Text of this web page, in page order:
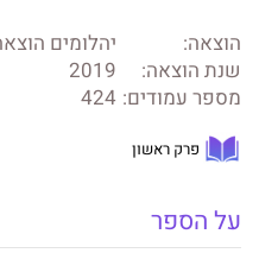
הוצאה:
יהלומים
שנת הוצאה:
2019
מספר עמודים: 424
פרק ראשון
על הספר